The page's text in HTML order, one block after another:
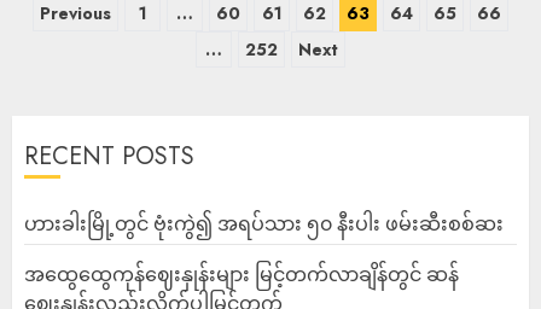
Previous 1 … 60 61 62 63 64 65
66
…
252 Next
RECENT POSTS
ဟားခါးမြို့တွင် ဗုံးကွဲ၍ အရပ်သား ၅၀ နီးပါး ဖမ်းဆီးစစ်ဆး
အထွေထွေကုန်ဈေးနှုန်းများ မြင့်တက်လာချိန်တွင် ဆန်
ဈေးနှုန်းလည်းလိုက်ပါမြင့်တက်